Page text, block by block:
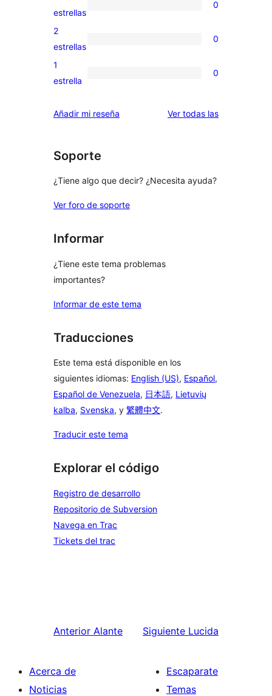
de
0
valoraciones
de
estrellas
0
0
valoraciones
de
estrellas
2
estrellas
0
0
de
1
estrella
0
Añadir mi reseña Ver todas lasvaloraciones
Soporte
¿Tiene algo que decir? ¿Necesita ayuda?
Ver foro de soporte
Informar
¿Tiene este tema problemas
importantes?
Informar de este tema
Traducciones
Este tema está disponible en los
siguientes idiomas: English (US), Español,
Español de Venezuela, 日本語, Lietuvių
kalba, Svenska, y 繁體中文.
Traducir este tema
Explorar el código
Registro de desarrollo
Repositorio de Subversion
Navega en Trac
Tickets del trac
Anterior Alante Siguiente Lucida
Acerca de
Noticias
Escaparate
Temas